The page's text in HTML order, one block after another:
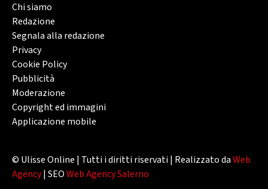
Chi siamo
Redazione
Segnala alla redazione
Privacy
Cookie Policy
Pubblicità
Moderazione
Copyright ed immagini
Applicazione mobile
© Ulisse Online | Tutti i diritti riservati | Realizzato daWeb
Agency| SEOWeb Agency Salerno